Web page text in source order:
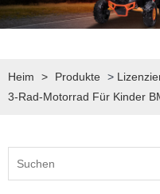
Heim > Produkte >
3-Rad-Motorrad Für Kinder